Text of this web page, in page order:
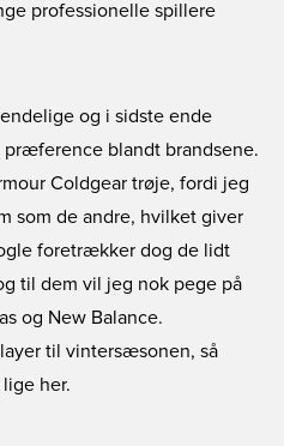
professionelle spillere
og i sidste ende
præference blandt brandsene.
Coldgear trøje, fordi jeg
som de andre, hvilket giver
foretrækker dog de lidt
til dem vil jeg nok pege på
og New Balance.
til vintersæsonen, så
her.